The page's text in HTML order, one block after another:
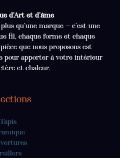
d’Art et d’âme
qu’une marque — c’est une
fil, chaque forme et chaque
que nous proposons est
pour apporter à votre intérieur
et chaleur.
Tapis